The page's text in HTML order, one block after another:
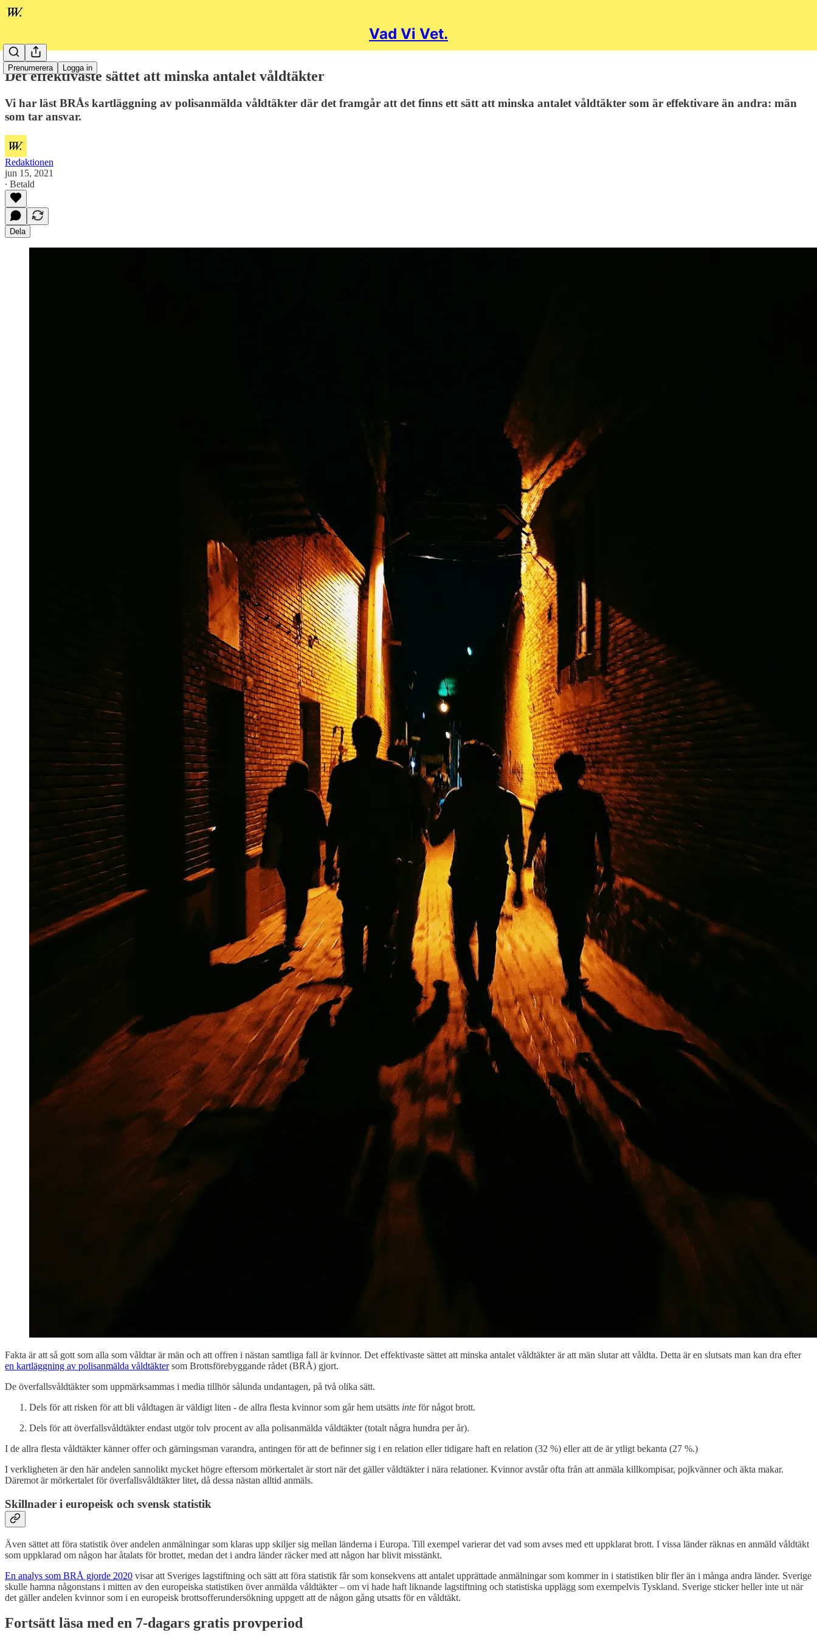
Vad Vi Vet.
Prenumerera Logga in
Det effektivaste sättet att minska antalet våldtäkter
Vi har läst BRÅs kartläggning av polisanmälda våldtäkter där det framgår att det finns ett sätt att minska antalet våldtäkter som är effektivare än andra: män
som tar ansvar.
Redaktionen
jun 15, 2021
∙ Betald
Dela
Fakta är att så gott som alla som våldtar är män och att offren i nästan samtliga fall är kvinnor. Det effektivaste sättet att minska antalet våldtäkter är att män slutar att våldta. Detta är en slutsats man kan dra efter
en kartläggning av polisanmälda våldtäktersom Brottsförebyggande rådet (BRÅ) gjort.
De överfallsvåldtäkter som uppmärksammas i media tillhör sålunda undantagen, på två olika sätt.
Dels för att risken för att bli våldtagen är väldigt liten - de allra flesta kvinnor som går hem utsätts inte för något brott.
Dels för att överfallsvåldtäkter endast utgör tolv procent av alla polisanmälda våldtäkter (totalt några hundra per år).
I de allra flesta våldtäkter känner offer och gärningsman varandra, antingen för att de befinner sig i en relation eller tidigare haft en relation (32 %) eller att de är ytligt bekanta (27 %.)
I verkligheten är den här andelen sannolikt mycket högre eftersom mörkertalet är stort när det gäller våldtäkter i nära relationer. Kvinnor avstår ofta från att anmäla killkompisar, pojkvänner och äkta makar.⁠
Däremot är mörkertalet för överfallsvåldtäkter litet, då dessa nästan alltid anmäls.
Skillnader i europeisk och svensk statistik
Även sättet att föra statistik över andelen anmälningar som klaras upp skiljer sig mellan länderna i Europa. Till exempel varierar det vad som avses med ett uppklarat brott. I vissa länder räknas en anmäld våldtäkt
som uppklarad om någon har åtalats för brottet, medan det i andra länder räcker med att någon har blivit misstänkt.
En analys som BRÅ gjorde 2020 visar att Sveriges lagstiftning och sätt att föra statistik får som konsekvens att antalet upprättade anmälningar som kommer in i statistiken blir fler än i många andra länder. Sverige
skulle hamna någonstans i mitten av den europeiska statistiken över anmälda våldtäkter – om vi hade haft liknande lagstiftning och statistiska upplägg som exempelvis Tyskland. Sverige sticker heller inte ut när
det gäller andelen kvinnor som i en europeisk brottsofferundersökning uppgett att de någon gång utsatts för en våldtäkt.
Fortsätt läsa med en 7-dagars gratis provperiod